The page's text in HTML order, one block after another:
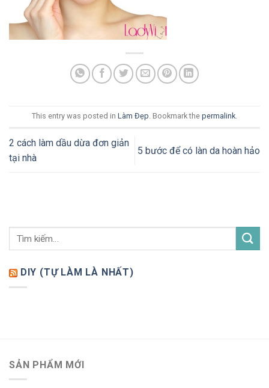
This entry was posted in Làm Đẹp. Bookmark the permalink.
2 cách làm dầu dừa đơn giản
tại nhà
5 bước để có làn da hoàn hảo
DIY (TỰ LÀM LÀ NHẤT)
SẢN PHẨM MỚI